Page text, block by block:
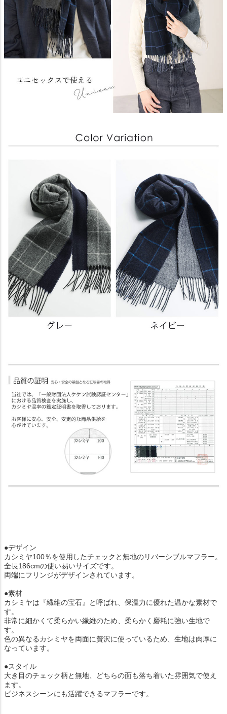
●デザイン
カシミヤ100％を使用したチェックと無地のリバーシブルマフラー。
全長186cmの使い易いサイズです。
両端にフリンジがデザインされています。
●素材
カシミヤは『繊維の宝石』と呼ばれ、保温力に優れた温かな素材で
す。
非常に細かくて柔らかい繊維のため、柔らかく磨耗に強い生地で
す。
色の異なるカシミヤを両面に贅沢に使っているため、生地は肉厚に
なっています。
●スタイル
大き目のチェック柄と無地、どちらの面も落ち着いた雰囲気で使え
ます。
ビジネスシーンにも活躍できるマフラーです。